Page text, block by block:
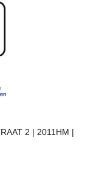
2 | 2011HM |